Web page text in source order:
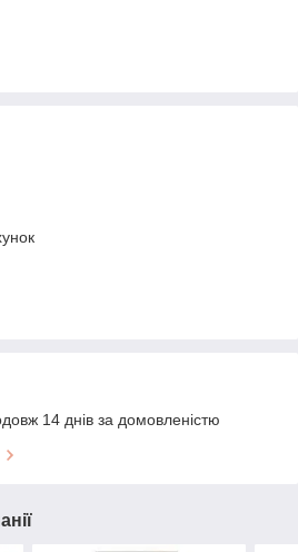
14 днів за домовленістю